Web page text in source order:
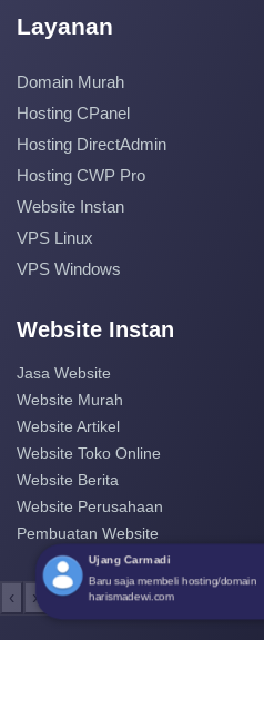
Layanan
Domain Murah
Hosting CPanel
Hosting DirectAdmin
Hosting CWP Pro
Website Instan
VPS Linux
VPS Windows
Website Instan
Jasa Website
Website Murah
Website Artikel
Website Toko Online
Website Berita
Website Perusahaan
Pembuatan Website
‹ ›